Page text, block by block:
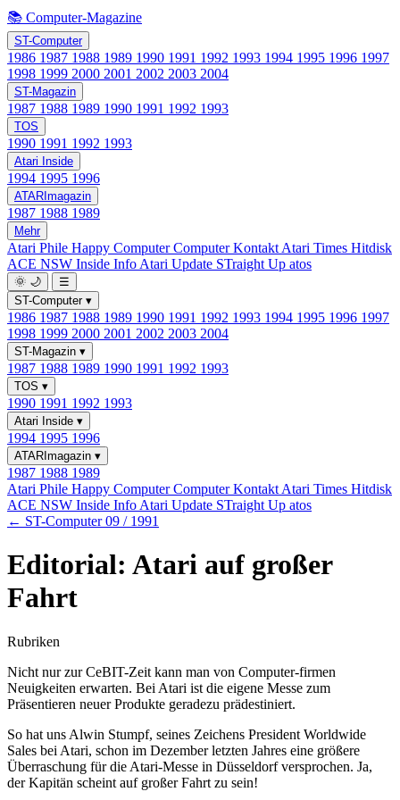
📚 Computer-Magazine
ST-Computer
1986 1987 1988 1989 1990 1991 1992 1993 1994 1995 1996 1997
1998 1999 2000 2001 2002 2003 2004
ST-Magazin
1987 1988 1989 1990 1991 1992 1993
TOS
1990 1991 1992 1993
Atari Inside
1994 1995 1996
ATARImagazin
1987 1988 1989
Mehr
Atari Phile Happy ComputerComputer Kontakt Atari Times Hitdisk
ACE NSW Inside Info Atari Update STraight Up atos
🌞 🌙
☰
ST-Computer ▾
1986 1987 1988 1989 1990 1991 1992 1993 1994 1995 1996 1997
1998 1999 2000 2001 2002 2003 2004
ST-Magazin ▾
1987 1988 1989 1990 1991 1992 1993
TOS ▾
1990 1991 1992 1993
Atari Inside ▾
1994 1995 1996
ATARImagazin ▾
1987 1988 1989
Atari Phile Happy ComputerComputer Kontakt Atari Times Hitdisk
ACE NSW Inside Info Atari Update STraight Up atos
← ST-Computer 09 / 1991
Editorial: Atari auf großer
Fahrt
Rubriken
Nicht nur zur CeBIT-Zeit kann man von Computer-firmen
Neuigkeiten erwarten. Bei Atari ist die eigene Messe zum
Präsentieren neuer Produkte geradezu prädestiniert.
So hat uns Alwin Stumpf, seines Zeichens President Worldwide
Sales bei Atari, schon im Dezember letzten Jahres eine größere
Überraschung für die Atari-Messe in Düsseldorf versprochen. Ja,
der Kapitän scheint auf großer Fahrt zu sein!